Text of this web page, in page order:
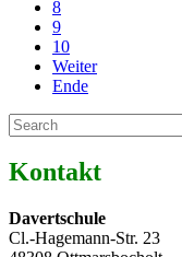
8
9
10
Weiter
Ende
Kontakt
Davertschule
Cl.-Hagemann-Str. 23